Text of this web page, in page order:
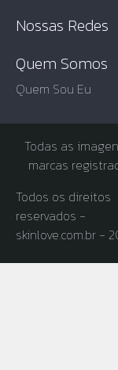
Nossas Redes
Quem Somos
Quem Sou Eu
Todas as
marcas
Todos os direitos
reservados -
skinlove.com.br -